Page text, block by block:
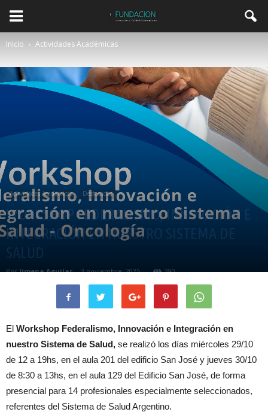
Inicio Actividades Académicas
Actividades Académicas Destacadas
WORKSHOP FEDERALISMO, INNOVACIÓN E
INTEGRACIÓN EN NUESTRO SISTEMA DE
SALUD
PorJimena Aguilar - 3 noviembre, 2025 390
El Workshop Federalismo, Innovación e Integración en
nuestro Sistema de Salud, se realizó los días miércoles 29/10
de 12 a 19hs, en el aula 201 del edificio San José y jueves 30/10
de 8:30 a 13hs, en el aula 129 del Edificio San José, de forma
presencial para 14 profesionales especialmente seleccionados,
referentes del Sistema de Salud Argentino.